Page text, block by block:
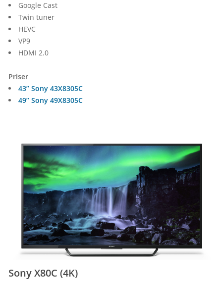
Google Cast
Twin tuner
HEVC
VP9
HDMI 2.0
Priser
43” Sony 43X8305C
49” Sony 49X8305C
Sony X80C (4K)